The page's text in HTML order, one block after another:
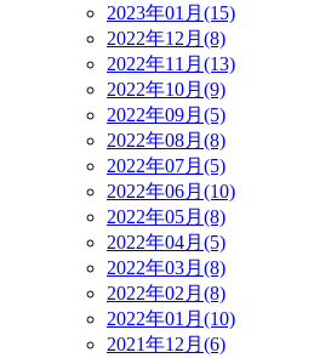
2023年01月(15)
2022年12月(8)
2022年11月(13)
2022年10月(9)
2022年09月(5)
2022年08月(8)
2022年07月(5)
2022年06月(10)
2022年05月(8)
2022年04月(5)
2022年03月(8)
2022年02月(8)
2022年01月(10)
2021年12月(6)